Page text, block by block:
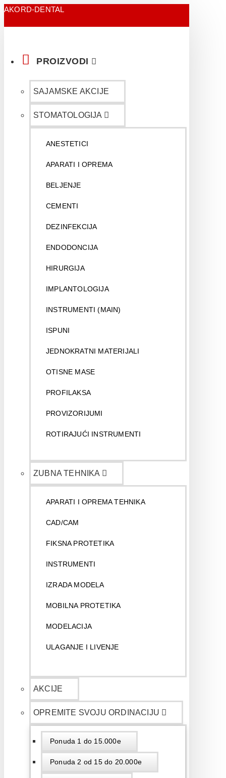
AKORD-DENTAL
PROIZVODI
SAJAMSKE AKCIJE
STOMATOLOGIJA
ANESTETICI
APARATI I OPREMA
BELJENJE
CEMENTI
DEZINFEKCIJA
ENDODONCIJA
HIRURGIJA
IMPLANTOLOGIJA
INSTRUMENTI (MAIN)
ISPUNI
JEDNOKRATNI MATERIJALI
OTISNE MASE
PROFILAKSA
PROVIZORIJUMI
ROTIRAJUĆI INSTRUMENTI
ZUBNA TEHNIKA
APARATI I OPREMA TEHNIKA
CAD/CAM
FIKSNA PROTETIKA
INSTRUMENTI
IZRADA MODELA
MOBILNA PROTETIKA
MODELACIJA
ULAGANJE I LIVENJE
AKCIJE
OPREMITE SVOJU ORDINACIJU
Ponuda 1 do 15.000e
Ponuda 2 od 15 do 20.000e